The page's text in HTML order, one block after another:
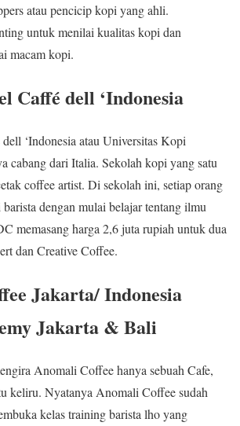
atau pencicip kopi yang ahli.
untuk menilai kualitas kopi dan
macam kopi.
Caffé dell ‘Indonesia
‘Indonesia atau Universitas Kopi
cabang dari Italia. Sekolah kopi yang satu
coffee artist. Di sekolah ini, setiap orang
dengan mulai belajar tentang ilmu
memasang harga 2,6 juta rupiah untuk dua
dan Creative Coffee.
Jakarta/ Indonesia
Jakarta & Bali
Anomali Coffee hanya sebuah Cafe,
keliru. Nyatanya Anomali Coffee sudah
kelas training barista lho yang